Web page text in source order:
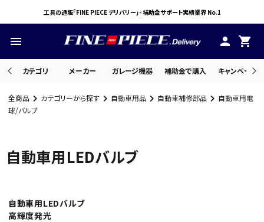
工具の通販「FINE PIECE デリバリー」- 補助金サポート実績業界 No.1
menu person shopping_cart
カテゴリ メーカー ガレージ機器 補助金で購入 キャンペーン
ACCOUNT MENU
meeting_room ログイン
全商品 カテゴリーから探す 自動車用品 自動車補修部品
自動車用電
球/バルブ
自動車用LEDバルブ
自動車用LEDバルブ
高輝度発光